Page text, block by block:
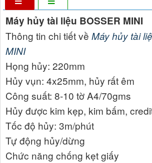
Máy hủy tài liệu BOSSER MINI
Thông tin chi tiết về Máy hủy tài
MINI
Họng hủy: 220mm
Hủy vụn: 4x25mm, hủy rất êm
Công suất: 8-10 tờ A4/70gms
Hủy được kim kẹp, kim bấm,
Tốc độ hủy: 3m/phút
Tự động hủy/dừng
Chức năng chống kẹt giấy